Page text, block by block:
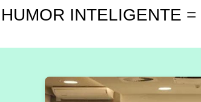
HUMOR INTELIGENTE =